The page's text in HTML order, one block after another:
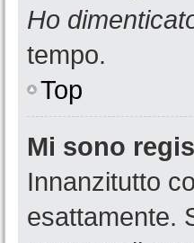
Ho
tempo.
Top
Mi sono
Innanzitutto
esattamente.